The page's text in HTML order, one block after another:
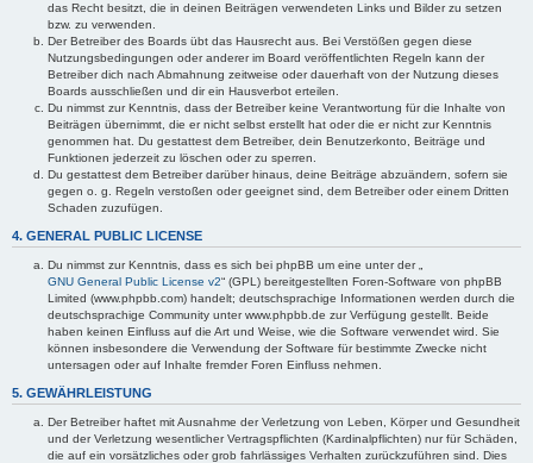
das Recht besitzt, die in deinen Beiträgen verwendeten Links und Bilder zu setzen
bzw. zu verwenden.
Der Betreiber des Boards übt das Hausrecht aus. Bei Verstößen gegen diese
Nutzungsbedingungen oder anderer im Board veröffentlichten Regeln kann der
Betreiber dich nach Abmahnung zeitweise oder dauerhaft von der Nutzung dieses
Boards ausschließen und dir ein Hausverbot erteilen.
Du nimmst zur Kenntnis, dass der Betreiber keine Verantwortung für die Inhalte von
Beiträgen übernimmt, die er nicht selbst erstellt hat oder die er nicht zur Kenntnis
genommen hat. Du gestattest dem Betreiber, dein Benutzerkonto, Beiträge und
Funktionen jederzeit zu löschen oder zu sperren.
Du gestattest dem Betreiber darüber hinaus, deine Beiträge abzuändern, sofern sie
gegen o. g. Regeln verstoßen oder geeignet sind, dem Betreiber oder einem Dritten
Schaden zuzufügen.
4. GENERAL PUBLIC LICENSE
Du nimmst zur Kenntnis, dass es sich bei phpBB um eine unter der „
GNU General Public License v2“ (GPL) bereitgestellten Foren-Software von phpBB
Limited (www.phpbb.com) handelt; deutschsprachige Informationen werden durch die
deutschsprachige Community unter www.phpbb.de zur Verfügung gestellt. Beide
haben keinen Einfluss auf die Art und Weise, wie die Software verwendet wird. Sie
können insbesondere die Verwendung der Software für bestimmte Zwecke nicht
untersagen oder auf Inhalte fremder Foren Einfluss nehmen.
5. GEWÄHRLEISTUNG
Der Betreiber haftet mit Ausnahme der Verletzung von Leben, Körper und Gesundheit
und der Verletzung wesentlicher Vertragspflichten (Kardinalpflichten) nur für Schäden,
die auf ein vorsätzliches oder grob fahrlässiges Verhalten zurückzuführen sind. Dies